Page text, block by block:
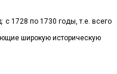
с 1728 по 1730 годы, т.е. всего
широкую историческую